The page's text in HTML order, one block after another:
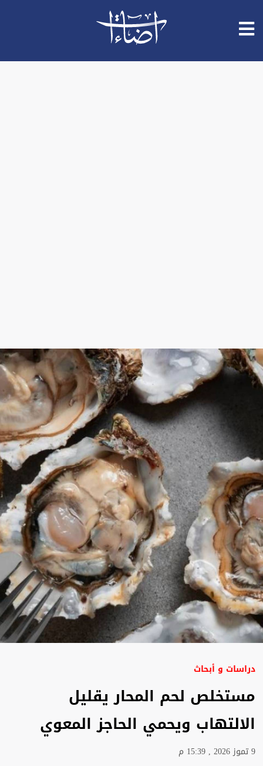
دراسات و أبحاث
مستخلص لحم المحار يقليل
الالتهاب ويحمي الحاجز المعوي
9 تموز 2026 , 15:39 م